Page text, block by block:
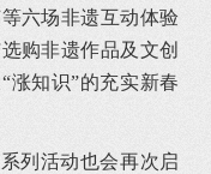
六场非遗互动体验
购非遗作品及文创
涨知识”的充实新春
列活动也会再次启